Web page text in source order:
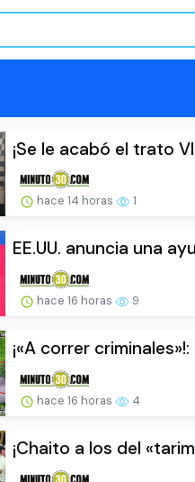
¡Se le acabó el trato
hace 14 horas 1
EE.UU. anuncia una
hace 16 horas 9
¡«A correr
hace 16 horas 4
¡Chaito a los del